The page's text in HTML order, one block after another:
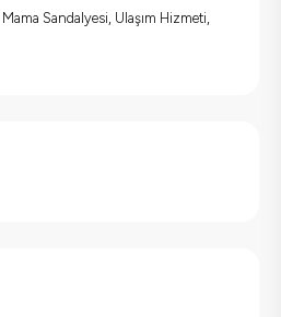
Sandalyesi, Ulaşım Hizmeti,